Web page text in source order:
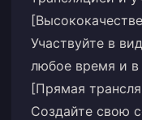
Участвуйте в
любое время и
[Прямая
Создайте свою